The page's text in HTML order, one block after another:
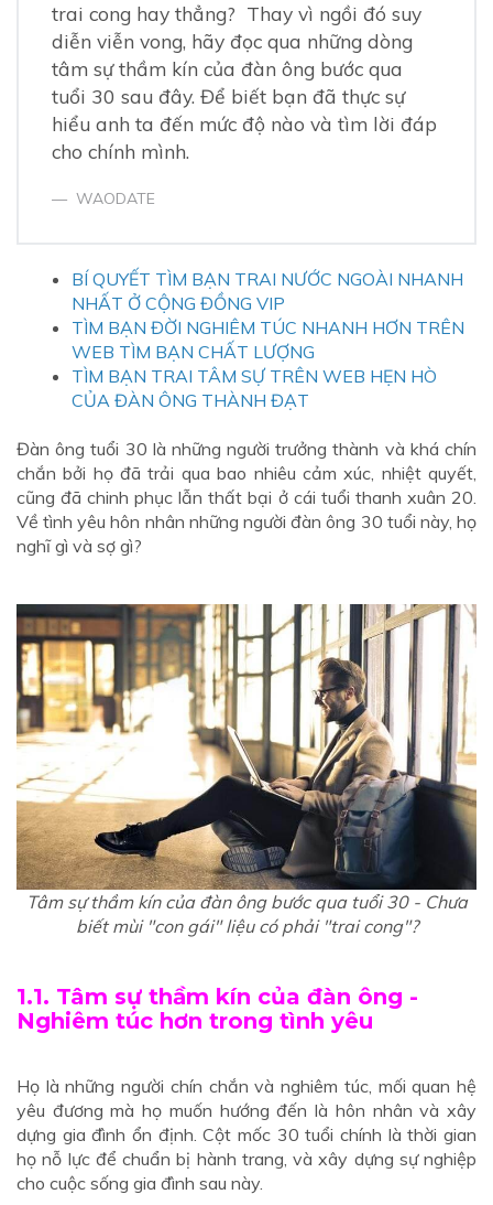
trai cong hay thẳng? Thay vì ngồi đó suy
diễn viễn vong, hãy đọc qua những dòng
tâm sự thầm kín của đàn ông bước qua
tuổi 30 sau đây. Để biết bạn đã thực sự
hiểu anh ta đến mức độ nào và tìm lời đáp
cho chính mình.
WAODATE
BÍ QUYẾT TÌM BẠN TRAI NƯỚC NGOÀI NHANH
NHẤT Ở CỘNG ĐỒNG VIP
TÌM BẠN ĐỜI NGHIÊM TÚC NHANH HƠN TRÊN
WEB TÌM BẠN CHẤT LƯỢNG
TÌM BẠN TRAI TÂM SỰ TRÊN WEB HẸN HÒ
CỦA ĐÀN ÔNG THÀNH ĐẠT
Đàn ông tuổi 30 là những người trưởng thành và khá chín
chắn bởi họ đã trải qua bao nhiêu cảm xúc, nhiệt quyết,
cũng đã chinh phục lẫn thất bại ở cái tuổi thanh xuân 20.
Về tình yêu hôn nhân những người đàn ông 30 tuổi này, họ
nghĩ gì và sợ gì?
Tâm sự thầm kín của đàn ông bước qua tuổi 30 - Chưa
biết mùi "con gái" liệu có phải "trai cong"?
1.1. Tâm sự thầm kín của đàn ông -
Nghiêm túc hơn trong tình yêu
Họ là những người chín chắn và nghiêm túc, mối quan hệ
yêu đương mà họ muốn hướng đến là hôn nhân và xây
dựng gia đình ổn định. Cột mốc 30 tuổi chính là thời gian
họ nỗ lực để chuẩn bị hành trang, và xây dựng sự nghiệp
cho cuộc sống gia đình sau này.